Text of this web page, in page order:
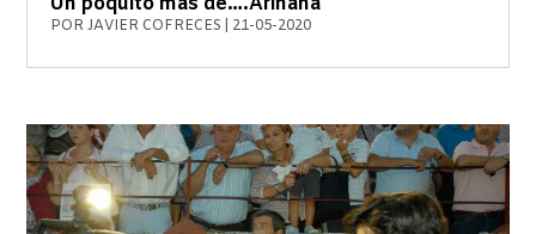
PORJAVIER COFRECES 21-05-2020